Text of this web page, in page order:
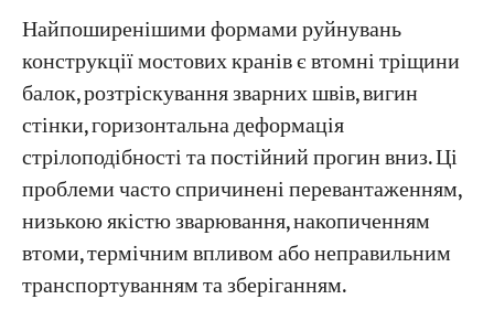
Блоги
Новини
Про нас
Зв'яжіться з нами
Частина 3: Контрольний список
передзмінної перевірки конструкції
Короткий довідник: Матриця рішень щодо
ремонту конструкцій
Як запобігти пошкодженням конструкції
мостового крана
Уникайте перевантаження
Найпоширенішими формами руйнувань
конструкції мостових кранів є втомні тріщини
балок, розтріскування зварних швів, вигин
стінки, горизонтальна деформація
стрілоподібності та постійний прогин вниз. Ці
проблеми часто спричинені перевантаженням,
низькою якістю зварювання, накопиченням
втоми, термічним впливом або неправильним
транспортуванням та зберіганням.